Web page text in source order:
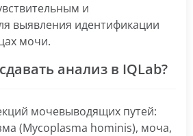
и
выявления идентификации
мочи.
анализ в IQLab?
мочевыводящих путей:
(Mycoplasma hominis), моча,